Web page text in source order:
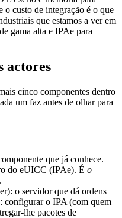
o custo de integração é o que
que estamos a ver em
gama alta e IPAe para
actores
cinco componentes dentro
um faz antes de olhar para
que já conhece.
do eUICC (IPAe). É o
o servidor que dá ordens
configurar o IPA (com quem
lhe pacotes de